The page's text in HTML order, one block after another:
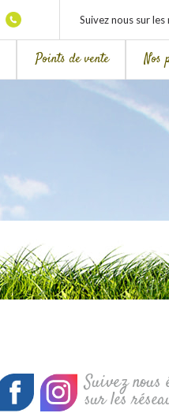
Suivez nous sur les
Points de vente Nos
Suivez nous
sur les